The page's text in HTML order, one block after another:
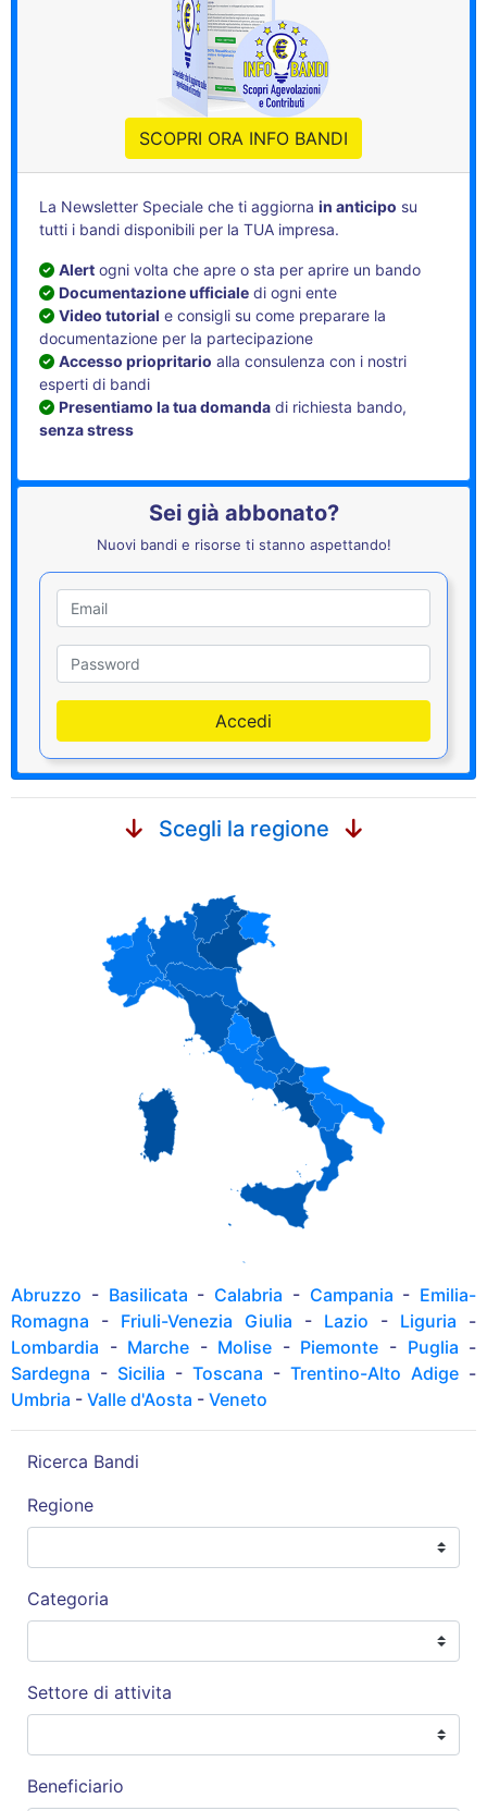
SCOPRI ORA INFO BANDI
La Newsletter Speciale che ti aggiorna in anticipo su
tutti i bandi disponibili per la TUA impresa.
Alert ogni volta che apre o sta per aprire un bando
Documentazione ufficiale di ogni ente
Video tutorial e consigli su come preparare la
documentazione per la partecipazione
Accesso priopritario alla consulenza con i nostri
esperti di bandi
Presentiamo la tua domanda di richiesta bando,
senza stress
Sei già abbonato?
Nuovi bandi e risorse ti stanno aspettando!
Accedi
Scegli la regione
Abruzzo - Basilicata - Calabria - Campania - Emilia-
Romagna - Friuli-Venezia Giulia - Lazio - Liguria -
Lombardia - Marche - Molise - Piemonte - Puglia -
Sardegna - Sicilia - Toscana - Trentino-Alto Adige -
Umbria - Valle d'Aosta - Veneto
Ricerca Bandi
Regione
Categoria
Settore di attivita
Beneficiario